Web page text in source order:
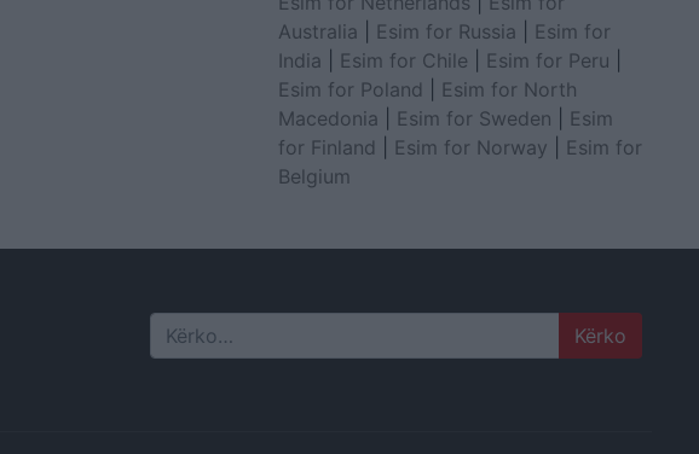
Australia
Esim for Russia
Esim for
India
Esim for Chile Esim for Peru
Esim for Poland
Esim for North
Macedonia
Esim for Sweden
Esim
for Finland
Esim for Norway
Esim for
Belgium
Search